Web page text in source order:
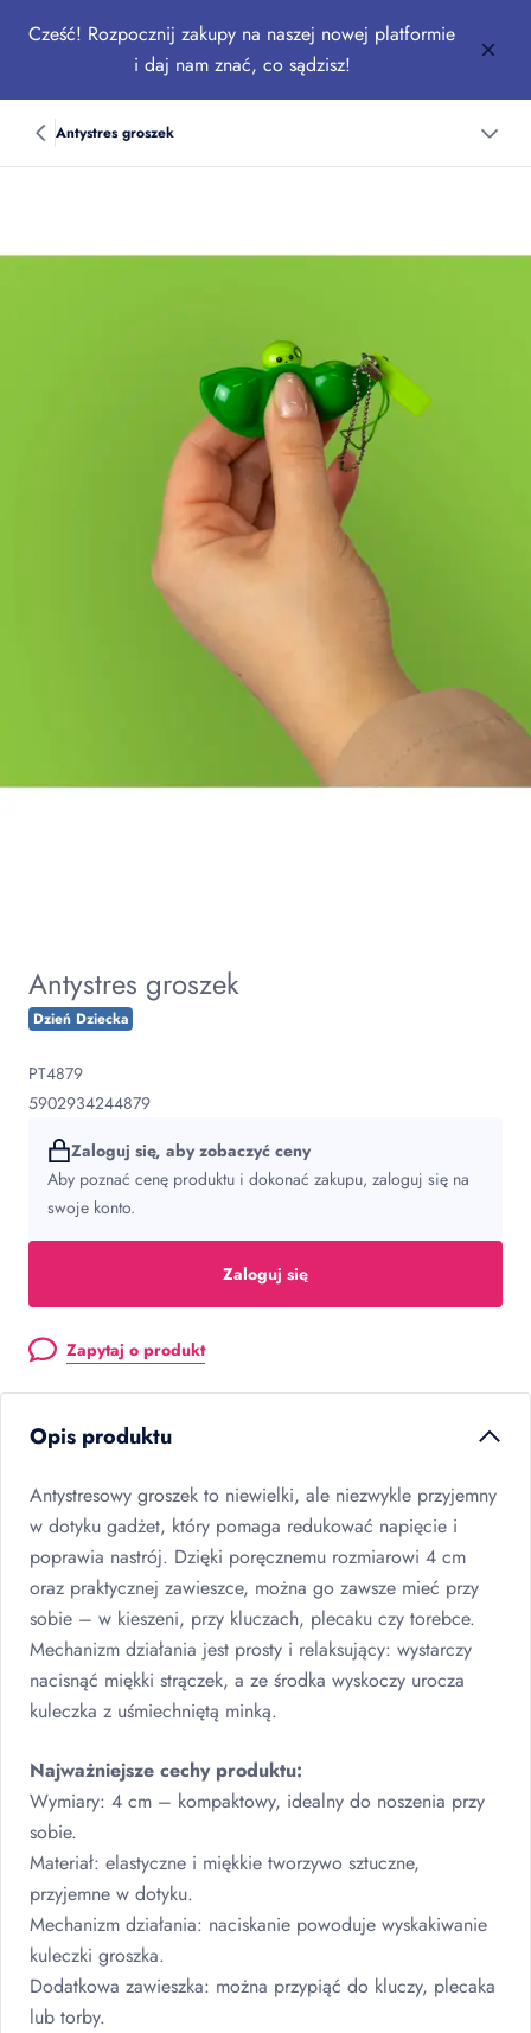
Cześć! Rozpocznij zakupy na naszej nowej platformie
i daj nam znać, co sądzisz!
Antystres groszek
Antystres groszek
Dzień Dziecka
PT4879
5902934244879
Zaloguj się, aby zobaczyć ceny
Aby poznać cenę produktu i dokonać zakupu, zaloguj się na
swoje konto.
Zaloguj się
Zapytaj o produkt
Opis produktu
Antystresowy groszek to niewielki, ale niezwykle przyjemny
w dotyku gadżet, który pomaga redukować napięcie i
poprawia nastrój. Dzięki poręcznemu rozmiarowi 4 cm
oraz praktycznej zawieszce, można go zawsze mieć przy
sobie – w kieszeni, przy kluczach, plecaku czy torebce.
Mechanizm działania jest prosty i relaksujący: wystarczy
nacisnąć miękki strączek, a ze środka wyskoczy urocza
kuleczka z uśmiechniętą minką.
Najważniejsze cechy produktu:
Wymiary: 4 cm – kompaktowy, idealny do noszenia przy
sobie.
Materiał: elastyczne i miękkie tworzywo sztuczne,
przyjemne w dotyku.
Mechanizm działania: naciskanie powoduje wyskakiwanie
kuleczki groszka.
Dodatkowa zawieszka: można przypiąć do kluczy, plecaka
lub torby.